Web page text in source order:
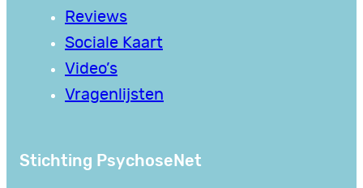
Reviews
Sociale Kaart
Video’s
Vragenlijsten
Stichting PsychoseNet